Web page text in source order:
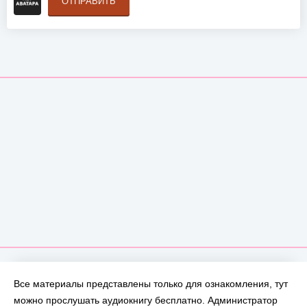
Все материалы представлены только для ознакомления, тут
можно прослушать аудиокнигу бесплатно. Администратор